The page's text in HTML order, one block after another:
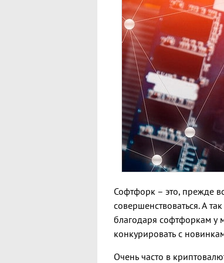
Софтфорк – это, прежде
совершенствоваться. А
благодаря софтфоркам у
конкурировать с
Очень часто в